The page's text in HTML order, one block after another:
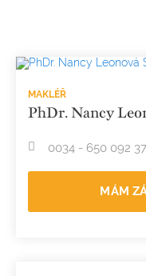
MAKLÉŘ
PhDr. Nancy
0034 - 650 092
MÁM